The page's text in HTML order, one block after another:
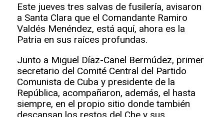
Este jueves tres salvas de fusilería, avisaron
a Santa Clara que el Comandante Ramiro
Valdés Menéndez, está aquí, ahora es la
Patria en sus raíces profundas.
Junto a Miguel Díaz-Canel Bermúdez, primer
secretario del Comité Central del Partido
Comunista de Cuba y presidente de la
República, acompañaron, además, el hasta
siempre, en el propio sitio donde también
descansan los restos del Che y sus